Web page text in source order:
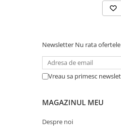
Newsletter Nu rata
Vreau sa primesc
MAGAZINUL MEU
Despre noi